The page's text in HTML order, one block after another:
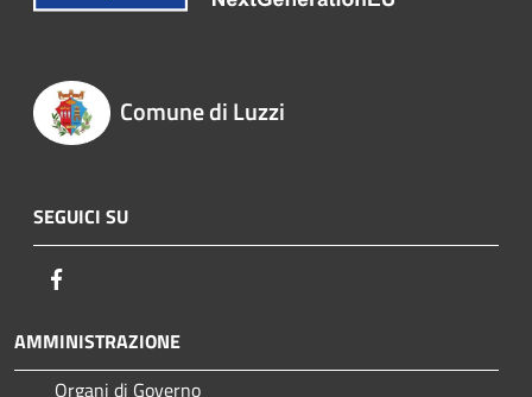
Comune di Luzzi
SEGUICI SU
AMMINISTRAZIONE
Organi di Governo